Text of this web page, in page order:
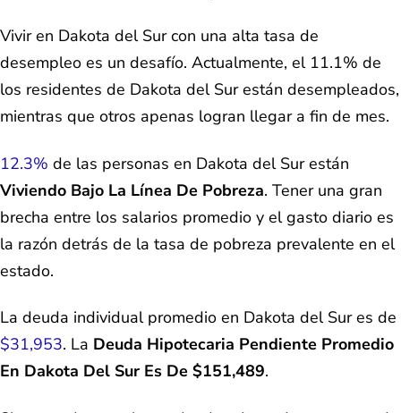
Vivir en Dakota del Sur con una alta tasa de
desempleo es un desafío. Actualmente, el 11.1% de
los residentes de Dakota del Sur están desempleados,
mientras que otros apenas logran llegar a fin de mes.
12.3% de las personas en Dakota del Sur están
Viviendo Bajo La Línea De Pobreza. Tener una gran
brecha entre los salarios promedio y el gasto diario es
la razón detrás de la tasa de pobreza prevalente en el
estado.
La deuda individual promedio en Dakota del Sur es de
$31,953. La Deuda Hipotecaria Pendiente Promedio
En Dakota Del Sur Es De $151,489.